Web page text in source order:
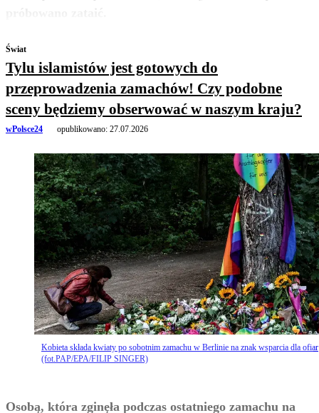
Świat
Tylu islamistów jest gotowych do
przeprowadzenia zamachów! Czy podobne
sceny będziemy obserwować w naszym kraju?
wPolsce24 opublikowano: 27.07.2026
Kobieta składa kwiaty po sobotnim zamachu w Berlinie na znak wsparcia dla ofiar
(fot.PAP/EPA/FILIP SINGER)
Osobą, która zginęła podczas ostatniego zamachu na